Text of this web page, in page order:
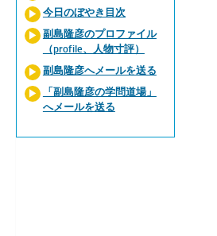
今日のぼやき目次
副島隆彦のプロファイル
（profile、人物寸評）
副島隆彦へメールを送る
「副島隆彦の学問道場」
へメールを送る